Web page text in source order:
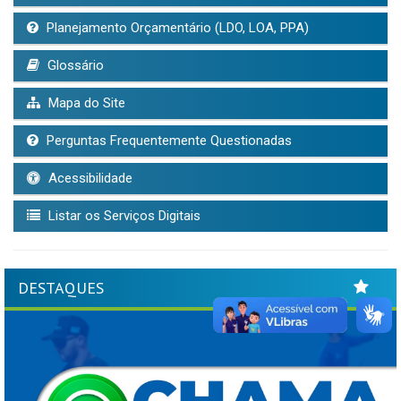
Planejamento Orçamentário (LDO, LOA, PPA)
Glossário
Mapa do Site
Perguntas Frequentemente Questionadas
Acessibilidade
Listar os Serviços Digitais
DESTAQUES